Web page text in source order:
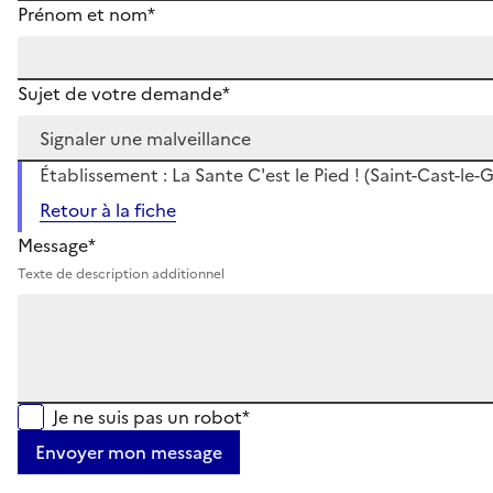
Prénom et nom*
Sujet de votre demande*
Établissement : La Sante C'est le Pied ! (Saint-Cast-le-
Retour à la fiche
Message*
Texte de description additionnel
Je ne suis pas un robot*
Envoyer mon message